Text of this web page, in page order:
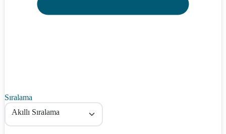
Sıralama
Akıllı Sıralama